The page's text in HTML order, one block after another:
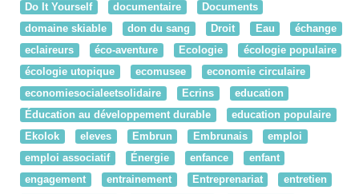
Do It Yourself
documentaire
Documents
domaine skiable
don du sang Droit Eau
échange
eclaireurs
éco-aventure Ecologie
écologie populaire
écologie utopique
ecomusee
economie circulaire
economiesocialeetsolidaire
Ecrins
education
Éducation au développement durable
education populaire
Ekolok
eleves Embrun Embrunais
emploi
emploi associatif
Énergie enfance
enfant
engagement
entrainement Entreprenariat
entretien